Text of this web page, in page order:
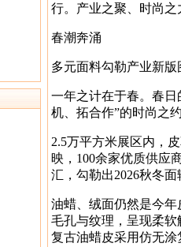
行。产业之聚、时尚
春潮奔涌
多元面料勾勒产业新版
一年之计在于春。春
机、拓合作”的时尚之
2.5万平方米展区内，
映，100余家优质供应
汇，勾勒出2026秋冬
油蜡、绒面仍然是今
毛孔与纹理，呈现柔
复古油蜡皮采用仿无